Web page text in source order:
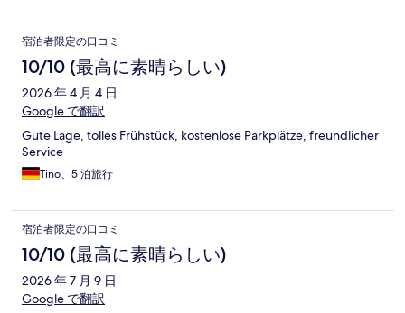
宿泊者限定の口コミ
10/10 (最高に素晴らしい)
2026 年 4 月 4 日
Google で翻訳
Gute Lage, tolles Frühstück, kostenlose Parkplätze, freundlicher
Service
Tino、5 泊旅行
宿泊者限定の口コミ
10/10 (最高に素晴らしい)
2026 年 7 月 9 日
Google で翻訳